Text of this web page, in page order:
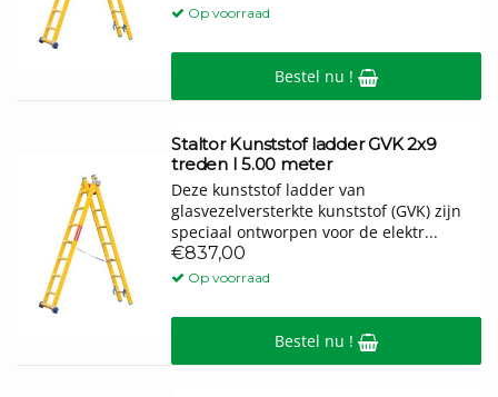
Op voorraad
Bestel nu !
Staltor Kunststof ladder GVK 2x9
treden I 5.00 meter
Deze kunststof ladder van
glasvezelversterkte kunststof (GVK) zijn
speciaal ontworpen voor de elektr...
€837,00
Op voorraad
Bestel nu !